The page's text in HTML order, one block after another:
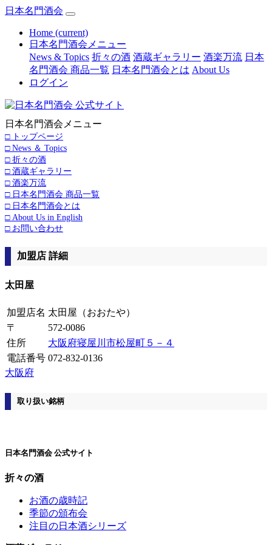
日本名門酒会
Home (current)
日本名門酒会メニュー
News & Topics 折々の酒 酒蔵ギャラリー 酒楽万流 日本
名門酒会 商品一覧 日本名門酒会とは About Us
ログイン
日本名門酒会メニュー
□ トップページ
□ News ＆ Topics
□ 折々の酒
□ 酒蔵ギャラリー
□ 酒楽万流
□ 日本名門酒会 商品一覧
□ 日本名門酒会とは
□ About Us in English
□ お問い合わせ
加盟店 詳細
太田屋
加盟店名 太田屋 （おおたや）
〒
572-0086
住所
大阪府寝屋川市松屋町５－４
電話番号 072-832-0136
大阪府
取り扱い銘柄
日本名門酒会 公式サイト
折々の酒
お酒の歳時記
季節の頒布会
注目の日本酒シリーズ